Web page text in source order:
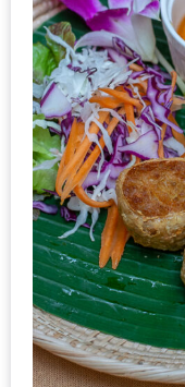
ครบ
จบ
ที่
เดียว
HOMEPRO
FAIR
2017
เชียงใหม่
จัด
เต็ม
กับ
แผนที่